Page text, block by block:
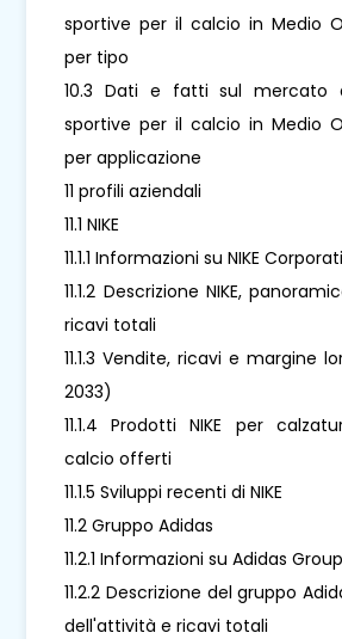
sportive per il calcio in Medio
per tipo
10.3 Dati e fatti sul mercato
sportive per il calcio in Medio
per applicazione
11 profili aziendali
11.1 NIKE
11.1.1 Informazioni su NIKE
11.1.2 Descrizione NIKE,
ricavi totali
11.1.3 Vendite, ricavi e margine
2033)
11.1.4 Prodotti NIKE per
calcio offerti
11.1.5 Sviluppi recenti di NIKE
11.2 Gruppo Adidas
11.2.1 Informazioni su Adidas
11.2.2 Descrizione del gruppo
dell'attività e ricavi totali